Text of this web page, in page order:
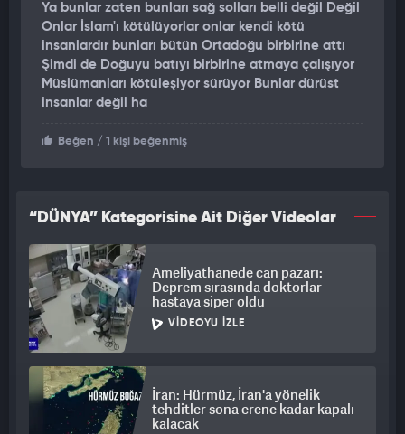
Ya bunlar zaten bunları sağ solları belli değil Değil
Onlar İslam'ı kötülüyorlar onlar kendi kötü
insanlardır bunları bütün Ortadoğu birbirine attı
Şimdi de Doğuyu batıyı birbirine atmaya çalışıyor
Müslümanları kötüleşiyor sürüyor Bunlar dürüst
insanlar değil ha
Beğen / 1 kişi beğenmiş
“DÜNYA” Kategorisine Ait Diğer Videolar
Ameliyathanede can pazarı:
Deprem sırasında doktorlar
hastaya siper oldu
VIDEOYU İZLE
İran: Hürmüz, İran'a yönelik
tehditler sona erene kadar kapalı
kalacak